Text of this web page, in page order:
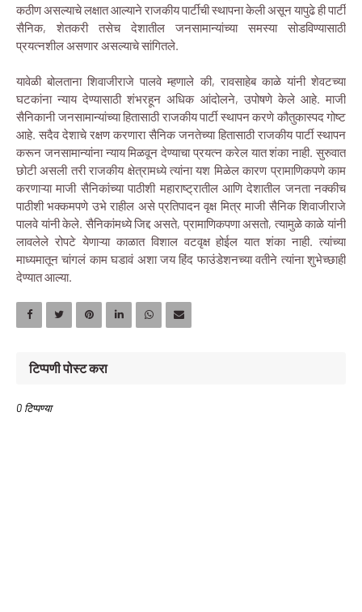
कठीण असल्याचे लक्षात आल्याने राजकीय पार्टीची स्थापना केली असून यापुढे ही पार्टी
सैनिक, शेतकरी तसेच देशातील जनसामान्यांच्या समस्या सोडविण्यासाठी
प्रयत्नशील असणार असल्याचे सांगितले.
यावेळी बोलताना शिवाजीराजे पालवे म्हणाले की, रावसाहेब काळे यांनी शेवटच्या
घटकांना न्याय देण्यासाठी शंभरहून अधिक आंदोलने, उपोषणे केले आहे. माजी
सैनिकानी जनसामान्यांच्या हितासाठी राजकीय पार्टी स्थापन करणे कौतुकास्पद गोष्ट
आहे. सदैव देशाचे रक्षण करणारा सैनिक जनतेच्या हितासाठी राजकीय पार्टी स्थापन
करून जनसामान्यांना न्याय मिळवून देण्याचा प्रयत्न करेल यात शंका नाही. सुरुवात
छोटी असली तरी राजकीय क्षेत्रामध्ये त्यांना यश मिळेल कारण प्रामाणिकपणे काम
करणाऱ्या माजी सैनिकांच्या पाठीशी महाराष्ट्रातील आणि देशातील जनता नक्कीच
पाठीशी भक्कमपणे उभे राहील असे प्रतिपादन वृक्ष मित्र माजी सैनिक शिवाजीराजे
पालवे यांनी केले. सैनिकांमध्ये जिद्द असते, प्रामाणिकपणा असतो, त्यामुळे काळे यांनी
लावलेले रोपटे येणाऱ्या काळात विशाल वटवृक्ष होईल यात शंका नाही. त्यांच्या
माध्यमातून चांगलं काम घडावं अशा जय हिंद फाउंडेशनच्या वतीने त्यांना शुभेच्छाही
देण्यात आल्या.
टिप्पणी पोस्ट करा
0 टिप्पण्या